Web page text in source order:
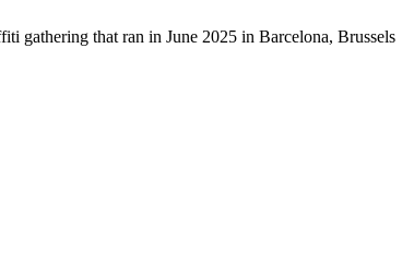
gathering that ran in June 2025 in Barcelona, Brussels